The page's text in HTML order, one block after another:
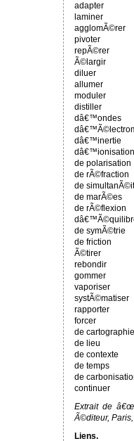
adapter
laminer
agglomÃ©rer
pivoter
repÃ©rer
Ã©largir
diluer
allumer
moduler
distiller
dâ€™ondes
dâ€™inertie
dâ€™ionisation
de polarisation
de rÃ©fraction
de
de marÃ©es
de rÃ©flexion
de symÃ©trie
de friction
Ã©tirer
rebondir
gommer
vaporiser
systÃ©matiser
rapporter
forcer
de cartographie
de lieu
de contexte
de temps
de
continuer
Extrait de
Ã©diteur,
Liens.